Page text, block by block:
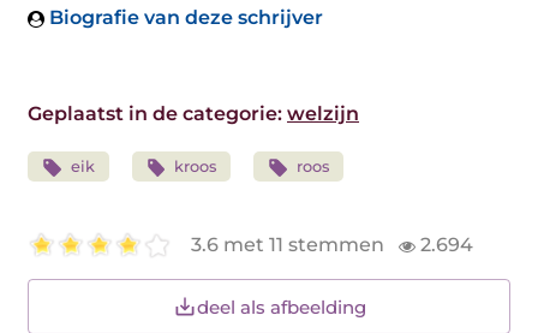
Biografie van deze schrijver
Geplaatst in de categorie: welzijn
eik kroos roos
3.6 met 11 stemmen 2.694
deel als afbeelding